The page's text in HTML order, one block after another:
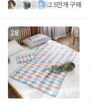
2.5만개 구매
28